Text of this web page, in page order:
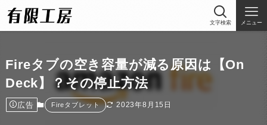
文字検索 メニュー
Fireタブの空き容量が減る原因は【On
Deck】？その停止方法
広告 Fireタブレット 2023年8月15日